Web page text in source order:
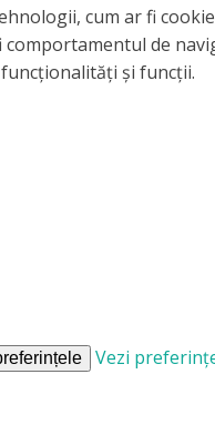
cum ar fi
de
și funcții.
Vezi